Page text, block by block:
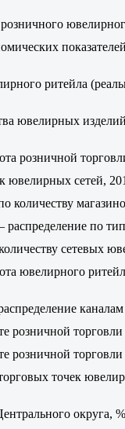
ритейла
ювелирных
розничной
ювелирных сетей,
количеству
по
сетевых
ювелирного
розничной
розничной
точек
округа,